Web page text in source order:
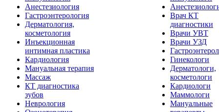
Анестезиология
Гастроэнтерология
Дерматология,
косметология
Инъекционная
интимная пластика
Кардиология
Мануальная терапия
Массаж
КТ диагностика
зубов
Неврология
Врач КТ
диагностики
Врачи УВТ
Врачи УЗД
Гинекологи
Дерматологи,
косметологи
Кардиологи
Маммологи
Мануальные